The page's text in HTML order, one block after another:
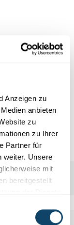
Anzeigen zu
anbieten
zu
zu Ihrer
Partner für
weiter. Unsere
mit
bereitgestellt